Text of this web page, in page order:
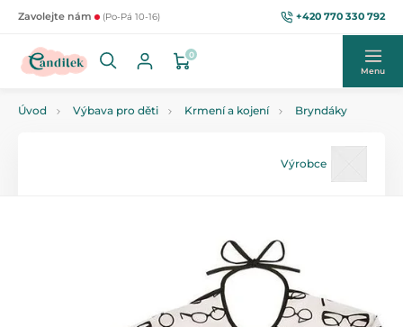
Zavolejte nám (Po-Pá 10-16) +420 770 330 792
0
Menu
Úvod Výbava pro děti Krmení a kojení Bryndáky
Výrobce